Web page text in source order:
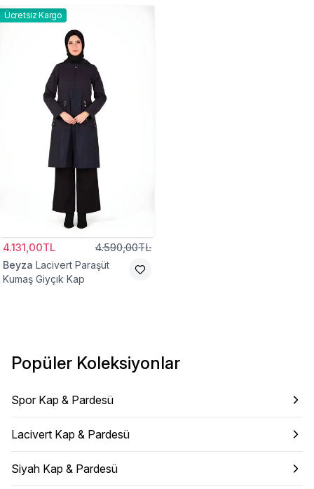
Ücretsiz Kargo
4.131,00TL 4.590,00TL
Beyza Lacivert Paraşüt
Kumaş Giyçık Kap
Popüler Koleksiyonlar
Spor Kap & Pardesü
Lacivert Kap & Pardesü
Siyah Kap & Pardesü